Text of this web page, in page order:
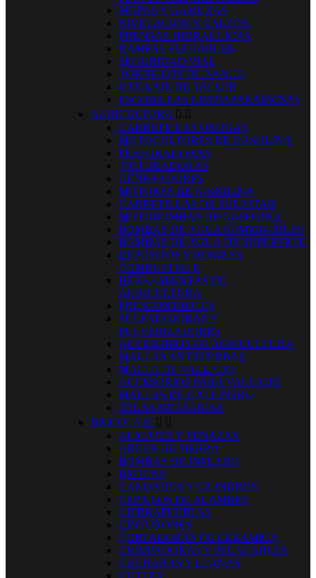
MOPAS Y GAMUZAS
NIVELACION Y CALZOS.
PRENSAS HIDRAULICAS
RAMPAS PLEGABLES
SEGURIDAD VIAL
TORNILLOS DE BANCO
UTILLAJE DE TALLER
ESCOBILLAS LIMPIAPARABRISAS
AGRICULTURA  
CARRETILLAS ORUGAS
MOTOCULTORES DE GASOLINA
PERFORADORAS
TRITURADORAS
GENERADORES
MOTORES DE GASOLINA
CARRETILLAS DE SULFATAR
MOTOBOMBAS DE GASOLINA
BOMBAS DE AGUA SUMERGIBLES
BOMBAS DE AGUA DE SUPERFICIE
DEPÓSITOS Y BOMBAS
COMBUSTIBLE
HERRAMIENTAS DE
AGRICULTURA
PRESCONTROLES
SULFATADORAS Y
PULVERIZADORES
ACCESORIOS DE AGRICULTURA
MALLAS ANTIHIERBAS
MALLA DE VALLADO
ACCESORIOS PARA VALLADO
MALLAS DE GALLINERO
TELAS METÁLICAS
BRICOLAJE  
ALICATES Y TENAZAS
ARCOS DE SIERRA
BOMBAS DE INFLADO
BROCAS
CANDADOS Y CILINDROS
CEPILLOS DE ALAMBRE
CIERRAPUERTAS
CINTURONES
CORTADORAS DE CERAMICA
CRIMPADORAS Y PELACABLES
CUCHARAS Y LLANAS
CUTTER